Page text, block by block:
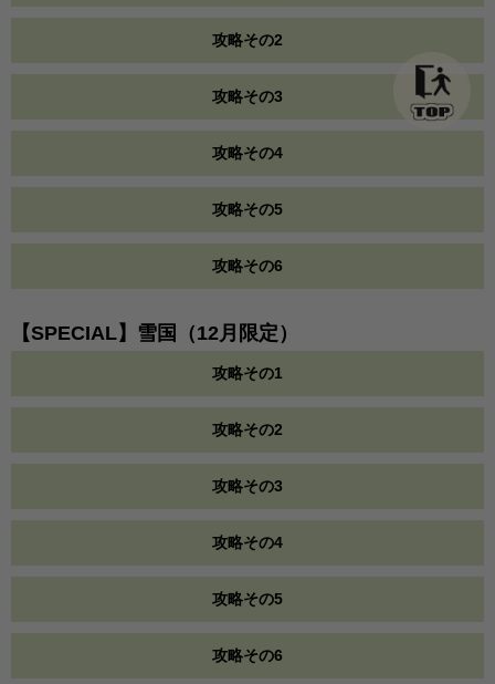
攻略その2
攻略その3
攻略その4
攻略その5
攻略その6
【SPECIAL】雪国（12月限定）
攻略その1
攻略その2
攻略その3
攻略その4
攻略その5
攻略その6